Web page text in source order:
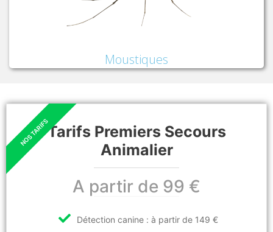
Moustiques
Tarifs Premiers Secours
Animalier
A partir de 99 €
Détection canine : à partir de 149 €